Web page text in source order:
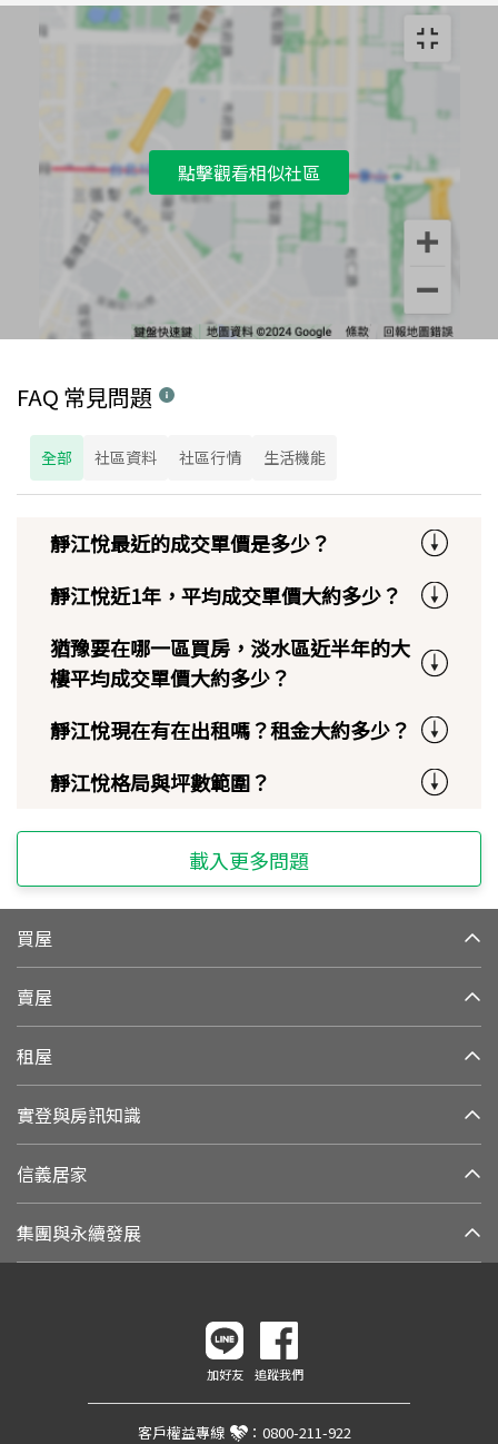
點擊觀看相似社區
FAQ 常見問題
全部 社區資料 社區行情 生活機能
靜江悅最近的成交單價是多少？
靜江悅近1年，平均成交單價大約多少？
猶豫要在哪一區買房，淡水區近半年的大
樓平均成交單價大約多少？
靜江悅現在有在出租嗎？租金大約多少？
靜江悅格局與坪數範圍？
載入更多問題
買屋
賣屋
租屋
實登與房訊知識
信義居家
集團與永續發展
加好友 追蹤我們
客戶權益專線 ： 0800-211-922